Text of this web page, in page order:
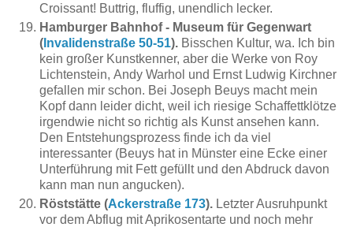
Croissant! Buttrig, fluffig, unendlich lecker.
Hamburger Bahnhof - Museum für Gegenwart
( Invalidenstraße 50-51). Bisschen Kultur, wa. Ich bin
kein großer Kunstkenner, aber die Werke von Roy
Lichtenstein, Andy Warhol und Ernst Ludwig Kirchner
gefallen mir schon. Bei Joseph Beuys macht mein
Kopf dann leider dicht, weil ich riesige Schaffettklötze
irgendwie nicht so richtig als Kunst ansehen kann.
Den Entstehungsprozess finde ich da viel
interessanter (Beuys hat in Münster eine Ecke einer
Unterführung mit Fett gefüllt und den Abdruck davon
kann man nun angucken).
Röststätte (Ackerstraße 173). Letzter Ausruhpunkt
vor dem Abflug mit Aprikosentarte und noch mehr